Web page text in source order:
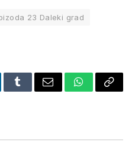
23 Daleki grad
TumblrEmail WhatsApp
Copy